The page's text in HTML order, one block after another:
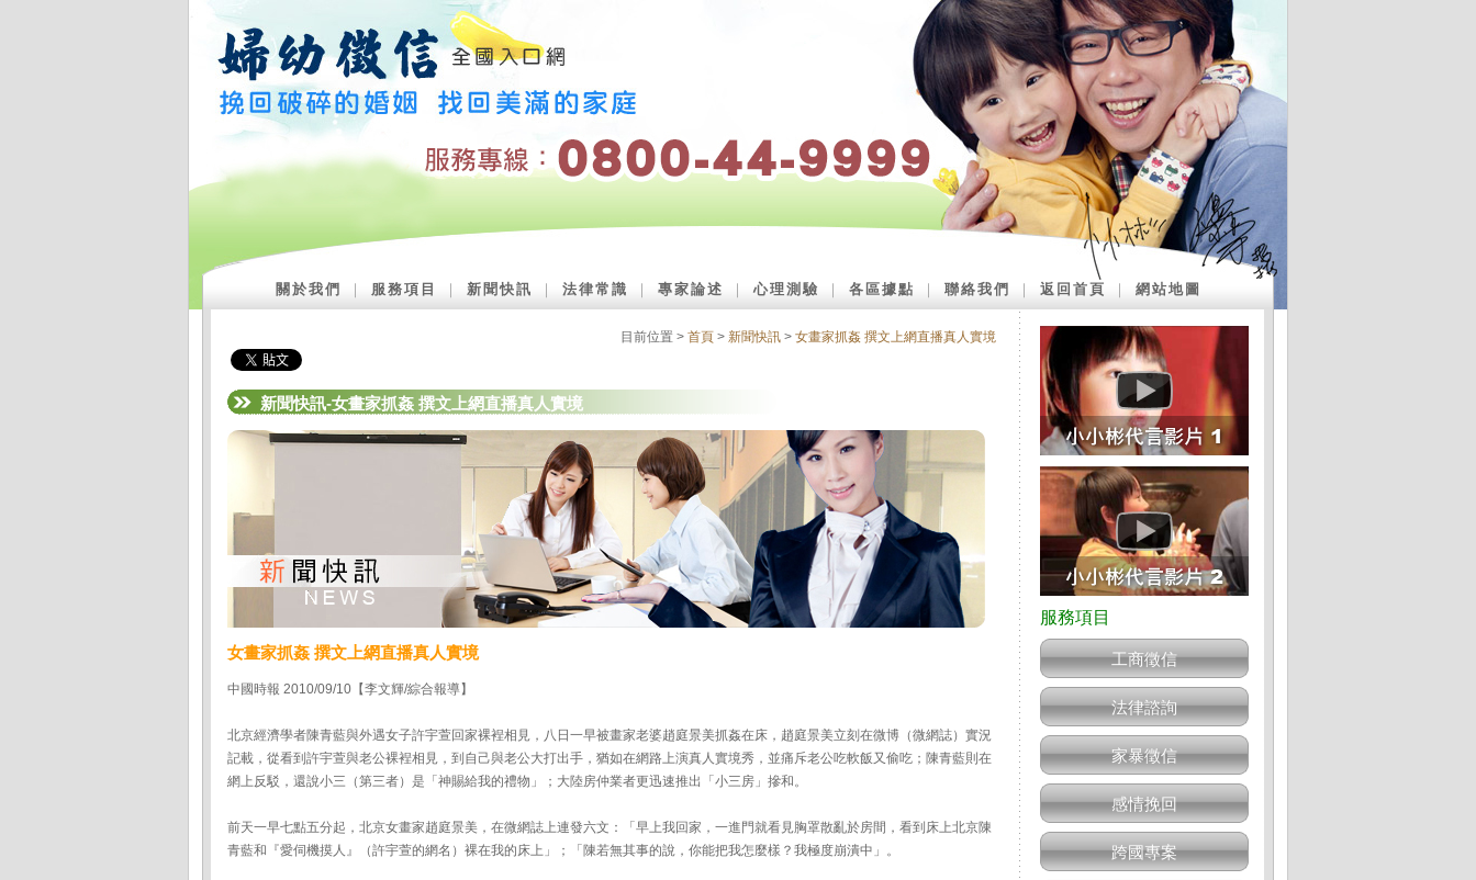
關於我們 服務項目 新聞快訊 法律常識 專家論述 ｜心理測驗 各區據點 聯絡我們 返回首頁 網站地圖
目前位置 > 首頁 > 新聞快訊 > 女畫家抓姦 撰文上網直播真人實境
新聞快訊-女畫家抓姦 撰文上網直播真人實境
女畫家抓姦 撰文上網直播真人實境
中國時報 2010/09/10【李文輝/綜合報導】
北京經濟學者陳青藍與外遇女子許宇萱回家裸裎相見，八日一早被畫家老婆趙庭景美抓姦在床，趙庭景美立刻在微博（微網誌）實況
記載，從看到許宇萱與老公裸裎相見，到自己與老公大打出手，猶如在網路上演真人實境秀，並痛斥老公吃軟飯又偷吃；陳青藍則在
網上反駁，還說小三（第三者）是「神賜給我的禮物」；大陸房仲業者更迅速推出「小三房」摻和。
前天一早七點五分起，北京女畫家趙庭景美，在微網誌上連發六文：「早上我回家，一進門就看見胸罩散亂於房間，看到床上北京陳
青藍和『愛伺機摸人』（許宇萱的網名）裸在我的床上」；「陳若無其事的說，你能把我怎麼樣？我極度崩潰中」。
工商徵信
法律諮詢
家暴徵信
感情挽回
跨國專案